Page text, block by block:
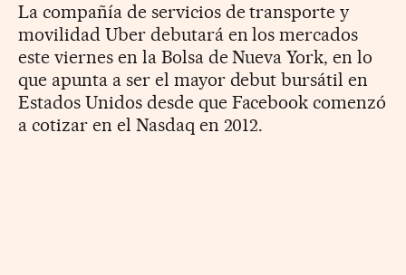
La compañía de servicios de transporte y
movilidad Uber debutará en los mercados
este viernes en la Bolsa de Nueva York, en lo
que apunta a ser el mayor debut bursátil en
Estados Unidos desde que Facebook comenzó
a cotizar en el Nasdaq en 2012.